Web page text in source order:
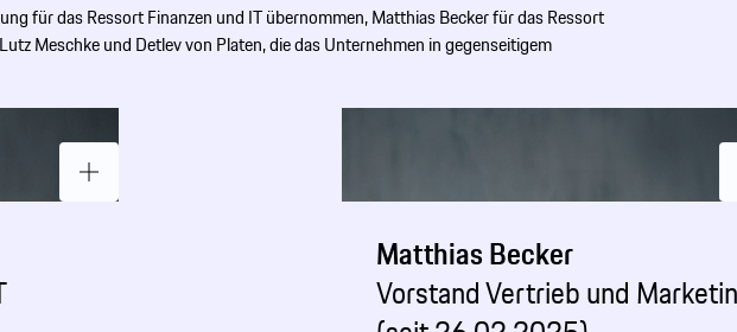
für das Ressort Finanzen und IT übernommen, Matthias Becker für das Ressort
Meschke und Detlev von Platen, die das Unternehmen in gegenseitigem
Matthias Becker
Vorstand Vertrieb und